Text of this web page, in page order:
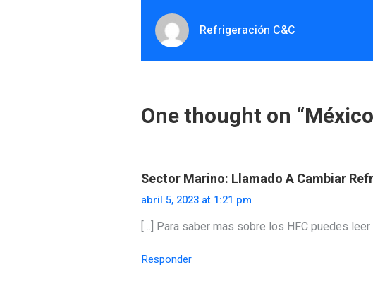
Refrigeración C&C
One thought on “
Sector Marino: Llamado A Cambiar
abril 5, 2023 at 1:21 pm
[…] Para saber mas sobre los HFC puedes
Responder